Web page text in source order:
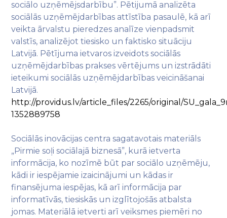
sociālo uzņēmējsdarbību”. Pētijumā analizēta
sociālās uzņēmējdarbības attīstība pasaulē, kā arī
veikta ārvalstu pieredzes analīze vienpadsmit
valstīs, analizējot tiesisko un faktisko situāciju
Latvijā. Pētījuma ietvaros izveidots sociālās
uzņēmējdarbības prakses vērtējums un izstrādāti
ieteikumi sociālās uzņēmējdarbības veicināšanai
Latvijā.
http://providus.lv/article_files/2265/original/
1352889758
Sociālās inovācijas centra sagatavotais materiāls
„Pirmie soļi sociālajā biznesā”, kurā ietverta
informācija, ko nozīmē būt par sociālo uzņēmēju,
kādi ir iespējamie izaicinājumi un kādas ir
finansējuma iespējas, kā arī informācija par
informatīvās, tiesiskās un izglītojošās atbalsta
jomas. Materiālā ietverti arī veiksmes piemēri no